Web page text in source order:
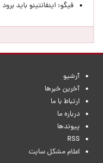
فیگو: اینفانتینو باید برود
آرشیو
آخرین خبرها
ارتباط با ما
درباره ما
پیوندها
RSS
اعلام مشکل سایت